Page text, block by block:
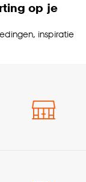
op je
inspiratie